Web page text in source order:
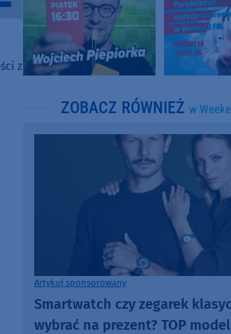
z
ZOBACZ RÓWNIEŻ w
Artykuł sponsorowany
Smartwatch czy zegarek
wybrać na prezent? TOP